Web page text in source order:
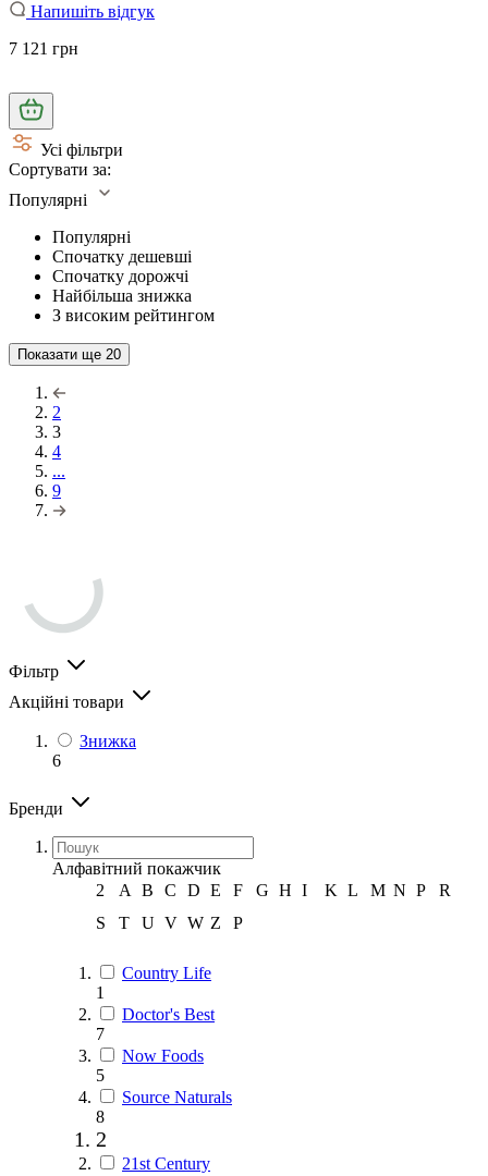
Напишіть відгук
7 121 грн
Усі фільтри
Сортувати за:
Популярні
Популярні
Спочатку дешевші
Спочатку дорожчі
Найбільша знижка
З високим рейтингом
Показати ще 20
2
3
4
...
9
Фільтр
Акційні товари
Знижка
6
Бренди
Алфавітний покажчик
2
A B C D E F G H I K L M N P
R
S
T U V W Z Р
Country Life
1
Doctor's Best
7
Now Foods
5
Source Naturals
8
2
21st Century